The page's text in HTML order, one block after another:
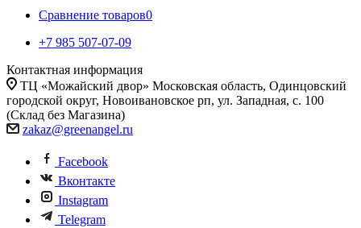
Сравнение товаров0
+7 985 507-07-09
Контактная информация
ТЦ «Можайский двор» Московская область, Одинцовский
городской округ, Новоивановское рп, ул. Западная, с. 100
(Склад без Магазина)
zakaz@greenangel.ru
Facebook
Вконтакте
Instagram
Telegram